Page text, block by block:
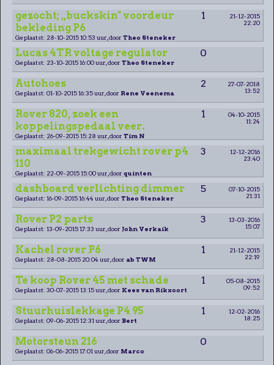
gezocht; ,,buckskin" voordeur
bekleding P6
1
21-12-2015
22:20
Geplaatst: 28-10-2015 10:53 uur, door Theo Steneker
Lucas 4TR voltage regulator 0
Geplaatst: 23-10-2015 16:00 uur, door Theo Steneker
Autohoes 2
27-07-2018
13:52
Geplaatst: 01-10-2015 16:35 uur, door Rene Veenema
Rover 820, zoek een
koppelingspedaal veer.
1
04-10-2015
11:24
Geplaatst: 26-09-2015 15:28 uur, door Tim N
maximaal trekgewicht rover p4
110
3
12-12-2016
23:40
Geplaatst: 22-09-2015 15:00 uur, door quinten
dashboard verlichting dimmer 5
07-10-2015
21:31
Geplaatst: 16-09-2015 16:44 uur, door Theo Steneker
Rover P2 parts 3
13-03-2016
15:07
Geplaatst: 13-09-2015 17:33 uur, door John Verkaik
Kachel rover P6 1
21-12-2015
22:19
Geplaatst: 28-08-2015 20:04 uur, door ab TWM
Te koop Rover 45 met schade 1
05-08-2015
09:52
Geplaatst: 30-07-2015 13:15 uur, door Kees van Rikxoort
Stuurhuislekkage P4 95 1
12-02-2016
18:25
Geplaatst: 09-06-2015 12:31 uur, door Bert
Motorsteun 216 0
Geplaatst: 06-06-2015 17:01 uur, door Marco